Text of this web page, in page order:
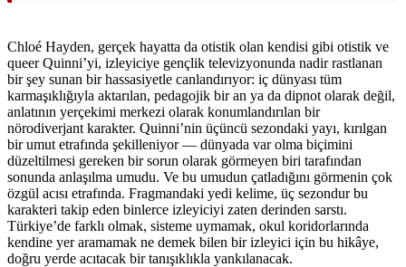
Chloé Hayden, gerçek hayatta da otistik olan kendisi gibi otistik ve
queer Quinni’yi, izleyiciye gençlik televizyonunda nadir rastlanan
bir şey sunan bir hassasiyetle canlandırıyor: iç dünyası tüm
karmaşıklığıyla aktarılan, pedagojik bir an ya da dipnot olarak değil,
anlatının yerçekimi merkezi olarak konumlandırılan bir
nörodiverjant karakter. Quinni’nin üçüncü sezondaki yayı, kırılgan
bir umut etrafında şekilleniyor — dünyada var olma biçimini
düzeltilmesi gereken bir sorun olarak görmeyen biri tarafından
sonunda anlaşılma umudu. Ve bu umudun çatladığını görmenin çok
özgül acısı etrafında. Fragmandaki yedi kelime, üç sezondur bu
karakteri takip eden binlerce izleyiciyi zaten derinden sarstı.
Türkiye’de farklı olmak, sisteme uymamak, okul koridorlarında
kendine yer aramamak ne demek bilen bir izleyici için bu hikâye,
doğru yerde acıtacak bir tanışıklıkla yankılanacak.